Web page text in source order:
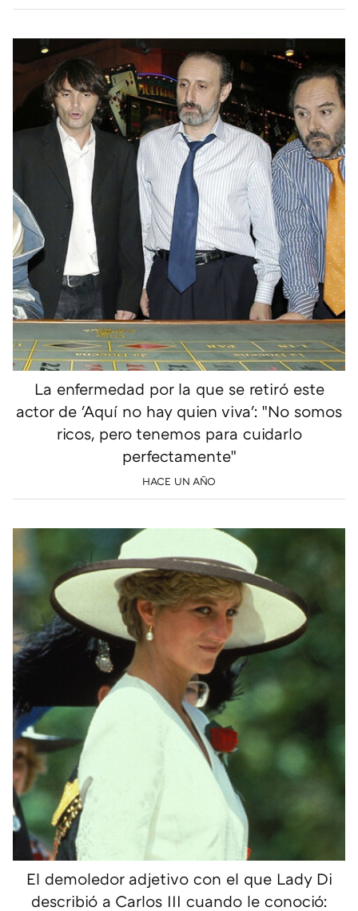
La enfermedad por la que se retiró este
actor de 'Aquí no hay quien viva': "No somos
ricos, pero tenemos para cuidarlo
perfectamente"
HACE UN AÑO
El demoledor adjetivo con el que Lady Di
describió a Carlos III cuando le conoció: